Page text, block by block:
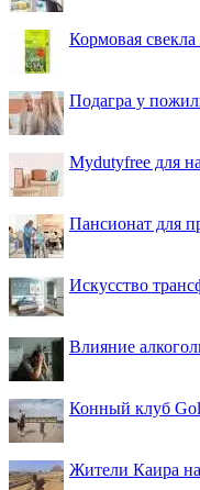
Кормовая
Подагра у
Mydutyfree для
Пансионат для
Искусство
Влияние
Конный клуб
Жители Каира